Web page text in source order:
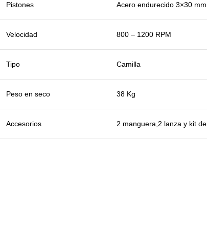
Pistones Acero endurecido 3×30
Velocidad 800 – 1200 RPM
Tipo Camilla
Peso en seco 38 Kg
Accesorios 2 manguera,2 lanza y kit